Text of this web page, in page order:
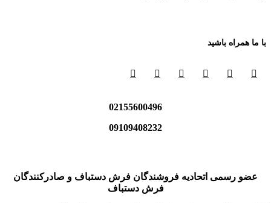
با ما همراه باشید
02155600496
09109408232
عضو رسمی اتحادیه فروشندگان فرش دستباف و صادرکنندگان
فرش دستباف